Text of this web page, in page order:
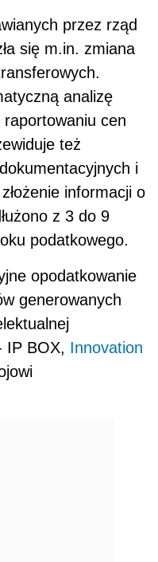
przez rząd
się m.in. zmiana
analizę
cen
też
i
informacji o
z 3 do 9
podatkowego.
opodatkowanie
generowanych
IP BOX, Innovation